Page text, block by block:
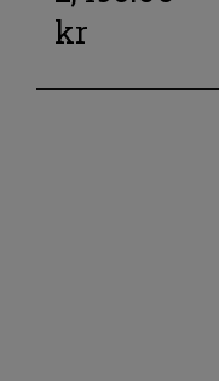
kr